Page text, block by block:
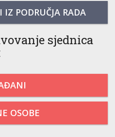
PODRUČJA RADA
sjednica
OSOBE